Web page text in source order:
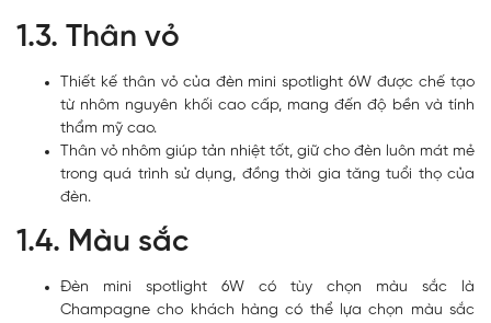
1.3. Thân vỏ
Thiết kế thân vỏ của đèn mini spotlight 6W được chế tạo
từ nhôm nguyên khối cao cấp, mang đến độ bền và tính
thẩm mỹ cao.
Thân vỏ nhôm giúp tản nhiệt tốt, giữ cho đèn luôn mát mẻ
trong quá trình sử dụng, đồng thời gia tăng tuổi thọ của
đèn.
1.4. Màu sắc
Đèn mini spotlight 6W có tùy chọn màu sắc là
Champagne cho khách hàng có thể lựa chọn màu sắc